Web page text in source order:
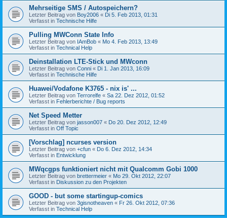
Mehrseitige SMS / Autospeichern?
Letzter Beitrag von Boy2006 « Di 5. Feb 2013, 01:31
Verfasst in Technische Hilfe
Pulling MWConn State Info
Letzter Beitrag von IAmBob « Mo 4. Feb 2013, 13:49
Verfasst in Technical Help
Deinstallation LTE-Stick und MWconn
Letzter Beitrag von Conni « Di 1. Jan 2013, 16:09
Verfasst in Technische Hilfe
Huawei/Vodafone K3765 - nix is' ...
Letzter Beitrag von Terrorelfe « Sa 22. Dez 2012, 01:52
Verfasst in Fehlerberichte / Bug reports
Net Speed Metter
Letzter Beitrag von jasson007 « Do 20. Dez 2012, 12:49
Verfasst in Off Topic
[Vorschlag] ncurses version
Letzter Beitrag von +cfun « Do 6. Dez 2012, 14:34
Verfasst in Entwicklung
MWqcgps funktioniert nicht mit Qualcomm Gobi 1000
Letzter Beitrag von brettermeier « Mo 29. Okt 2012, 22:07
Verfasst in Diskussion zu den Projekten
GOOD - but some startingup-comics
Letzter Beitrag von 3gisnotheaven « Fr 26. Okt 2012, 07:36
Verfasst in Technical Help